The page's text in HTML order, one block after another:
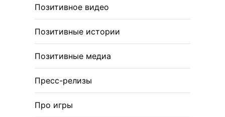
Позитивное видео
Позитивные истории
Позитивные медиа
Пресс-релизы
Про игры